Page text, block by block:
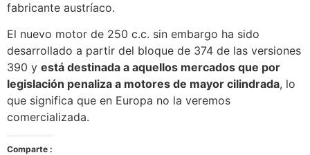
fabricante austríaco.
El nuevo motor de 250 c.c. sin embargo ha sido
desarrollado a partir del bloque de 374 de las versiones
390 y está destinada a aquellos mercados que por
legislación penaliza a motores de mayor cilindrada, lo
que significa que en Europa no la veremos
comercializada.
Comparte :